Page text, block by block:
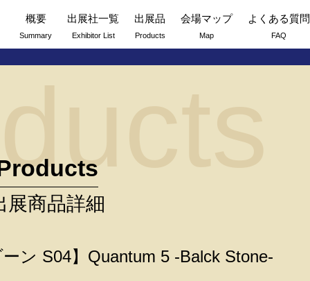
概要
Summary
出展社一覧
Exhibitor List
出展品
Products
会場マップ
Map
よくある質問
FAQ
展商品詳細
ーン S04】Quantum 5 -Balck Stone-